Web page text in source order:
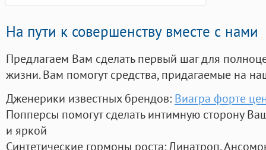
На пути к совершенству вместе с нами
Предлагаем Вам сделать первый шаг для
жизни. Вам помогут средства, придагаемые на
Дженерики известных брендов: Виагра форте
Попперсы помогут сделать интимную сторону
и яркой
Синтетические гормоны роста: Динатроп,